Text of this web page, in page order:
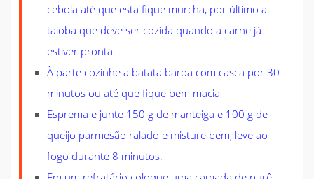
cebola até que esta fique murcha, por último a
taioba que deve ser cozida quando a carne já
estiver pronta.
À parte cozinhe a batata baroa com casca por 30
minutos ou até que fique bem macia
Esprema e junte 150 g de manteiga e 100 g de
queijo parmesão ralado e misture bem, leve ao
fogo durante 8 minutos.